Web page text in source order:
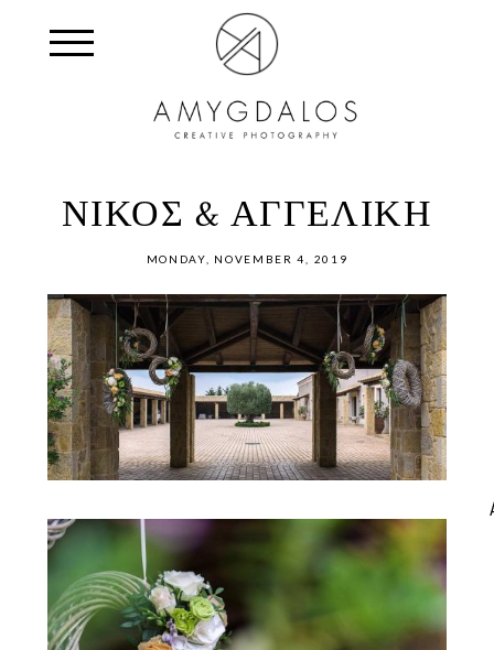
ΝΙΚΟΣ & ΑΓΓΕΛΙΚΗ
MONDAY, NOVEMBER 4, 2019